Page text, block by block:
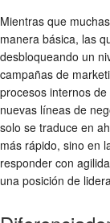
Mientras que
manera básica, las
desbloqueando un
campañas de
procesos internos
nuevas líneas de
solo se traduce en
más rápido, sino en
responder con
una posición de